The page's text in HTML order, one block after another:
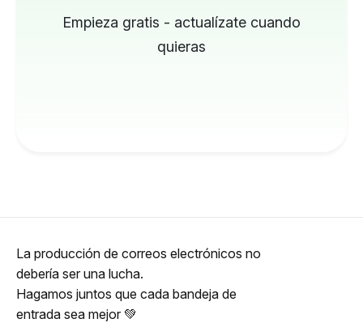
Empieza gratis - actualízate cuando
quieras
La producción de correos electrónicos no
debería ser una lucha.
Hagamos juntos que cada bandeja de
entrada sea mejor 💚